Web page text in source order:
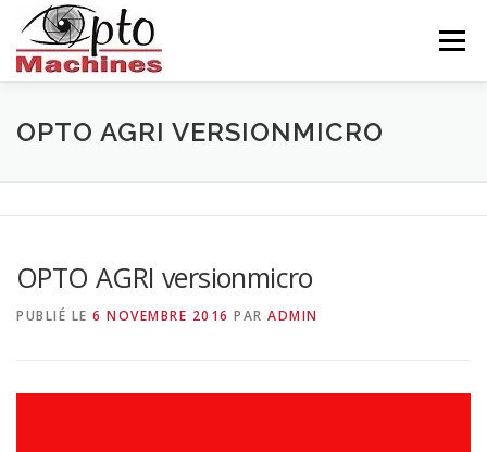
contenu
Menu
ACCUEIL AGRONOMIE CÉRAMIQUE
CONTACTS FRANÇAIS
OPTO AGRI VERSIONMICRO
OPTO AGRI versionmicro
PUBLIÉ LE 6 NOVEMBRE 2016 PAR ADMIN